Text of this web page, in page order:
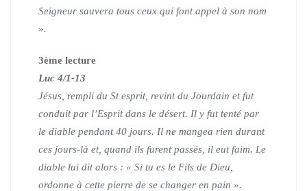
Seigneur sauvera tous ceux qui font appel à son nom
».
3ème lecture
Luc 4/1-13
Jésus, rempli du St esprit, revint du Jourdain et fut
conduit par l’Esprit dans le désert. Il y fut tenté par
le diable pendant 40 jours. Il ne mangea rien durant
ces jours-là et, quand ils furent passés, il eut faim. Le
diable lui dit alors : « Si tu es le Fils de Dieu,
ordonne à cette pierre de se changer en pain ».